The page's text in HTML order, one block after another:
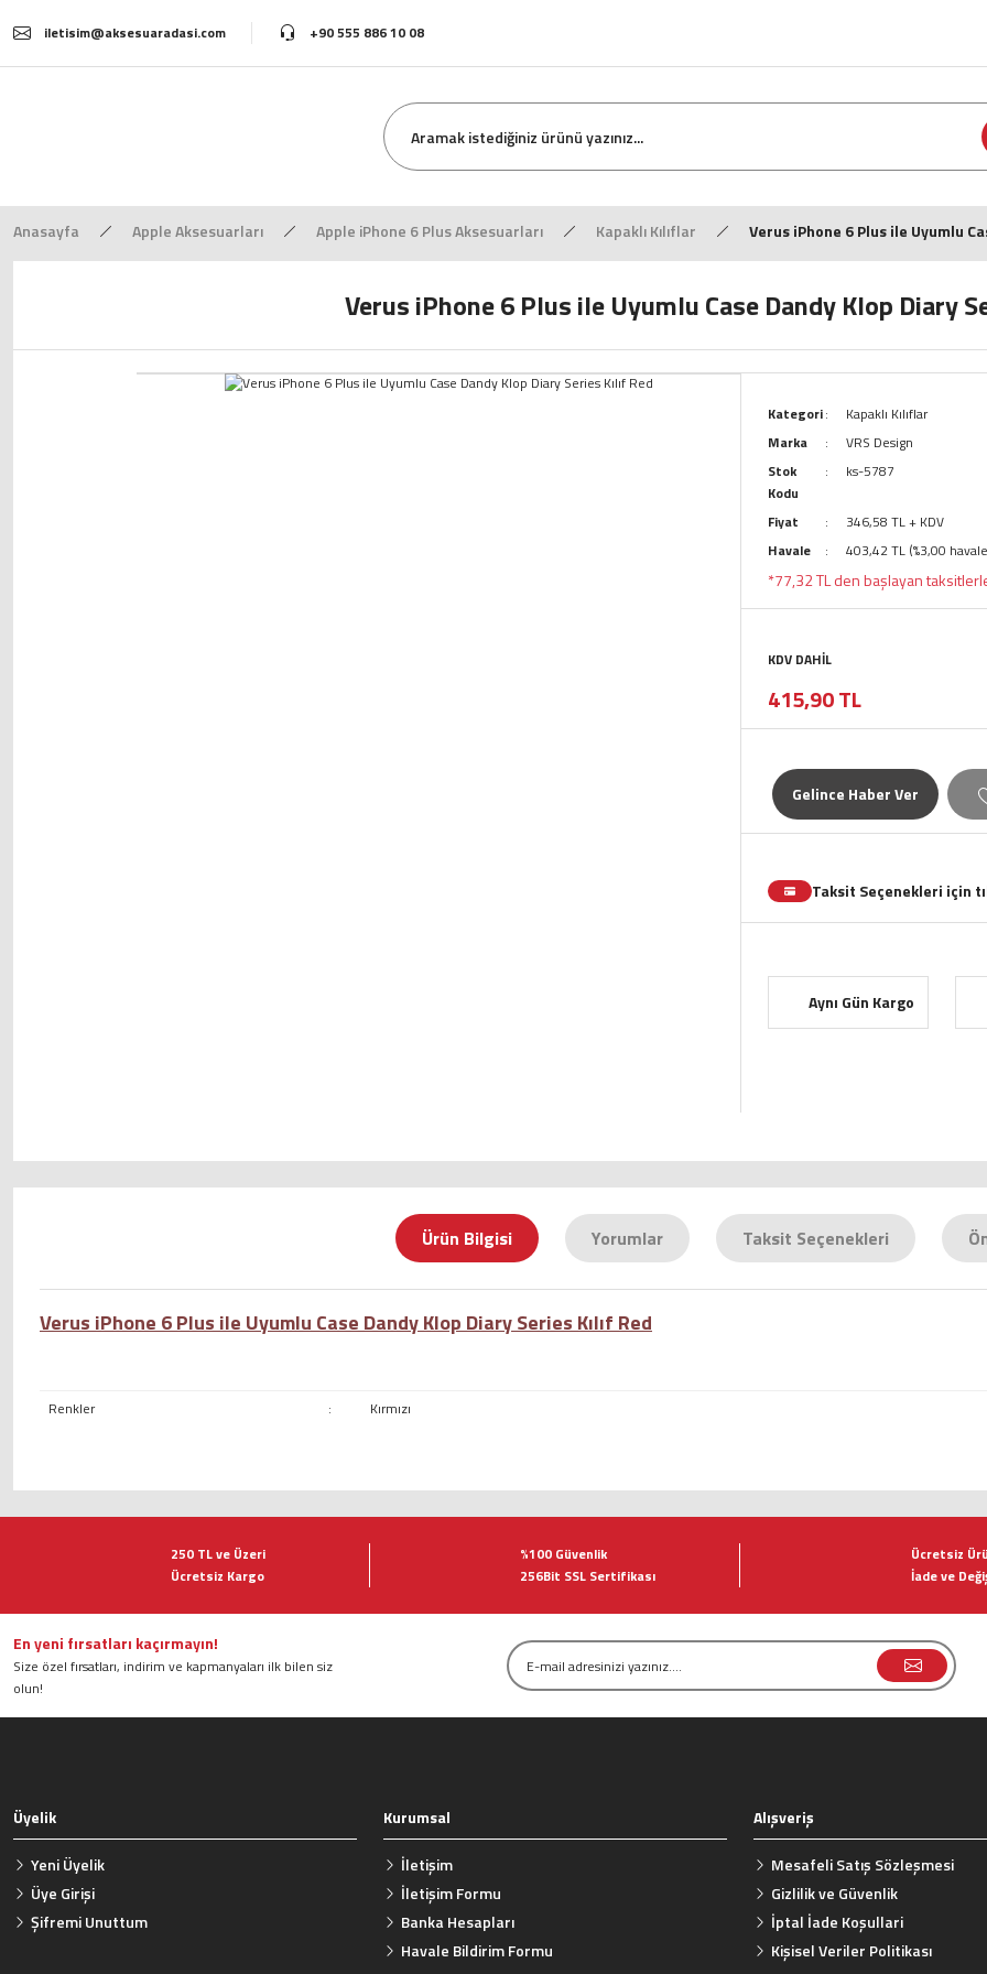
iletisim@aksesuaradasi.com +90 555 886 10 08
Anasayfa Apple Aksesuarları Apple iPhone 6 Plus Aksesuarları Kapaklı Kılıflar Verus iPhone 6 Plus ile Uyumlu
Verus iPhone 6 Plus ile Uyumlu Case Dandy Klop Diary
Kategori
Kapaklı Kılıflar
Marka
VRS Design
Stok
Kodu
ks-5787
Fiyat
346,58 TL + KDV
Havale
403,42 TL (%3,00
*77,32 TL den başlayan
KDV DAHİL
415,90 TL
Gelince Haber Ver
Taksit Seçenekleri için
Aynı Gün Kargo
Ürün Bilgisi Yorumlar Taksit Seçenekleri
Verus iPhone 6 Plus ile Uyumlu Case Dandy Klop Diary Series Kılıf Red
Renkler : Kırmızı
Görüş ve önerileriniz için teşekkür ederiz.
Ürün resmi kalitesiz, bozuk veya görüntülenemiyor.
Ürün bilgilerinde hatalar bulunuyor.
Ürün fiyatı diğer sitelerden daha pahalı.
250 TL ve Üzeri
Ücretsiz Kargo
%100 Güvenlik
256Bit SSL Sertifikası
Ücretsiz
İade ve
En yeni fırsatları kaçırmayın!
Size özel fırsatları, indirim ve kapmanyaları ilk bilen siz
olun!
Üyelik
Yeni Üyelik
Üye Girişi
Şifremi Unuttum
Kurumsal
İletişim
İletişim Formu
Banka Hesapları
Havale Bildirim Formu
Alışveriş
Mesafeli Satış Sözleşmesi
Gizlilik ve Güvenlik
İptal İade Koşullari
Kişisel Veriler Politikası